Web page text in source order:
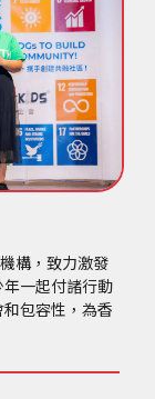
構，致力激發
一起付諸行動
包容性，為香